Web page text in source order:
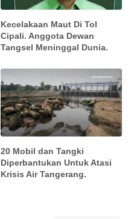
Kecelakaan Maut Di Tol
Cipali. Anggota Dewan
Tangsel Meninggal Dunia.
20 Mobil dan Tangki
Diperbantukan Untuk Atasi
Krisis Air Tangerang.